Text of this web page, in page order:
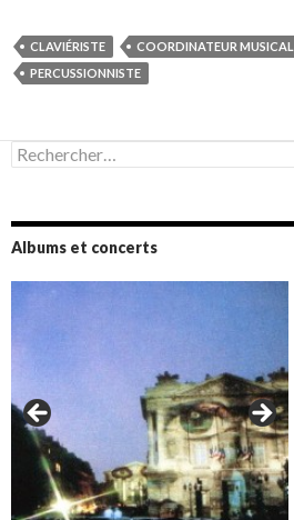
CLAVIÉRISTE COORDINATEUR MUSICAL
PERCUSSIONNISTE
Rechercher :
Albums et concerts